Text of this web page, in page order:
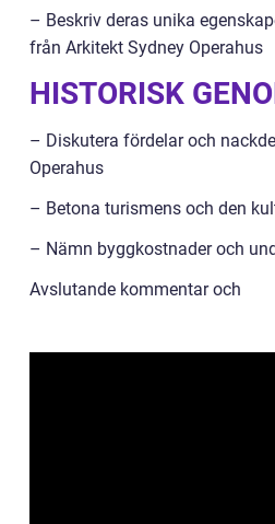
– Beskriv deras unika
från Arkitekt Sydney Operahus
HISTORISK
– Diskutera fördelar och
Operahus
– Betona turismens och den
– Nämn byggkostnader och
Avslutande kommentar och